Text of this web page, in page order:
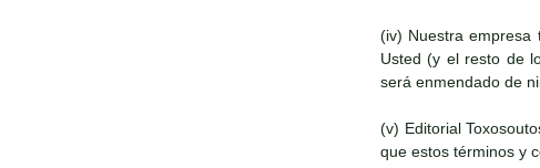
(iv) Nuestra empresa
Usted (y el resto de
será enmendado de
(v) Editorial
que estos términos y